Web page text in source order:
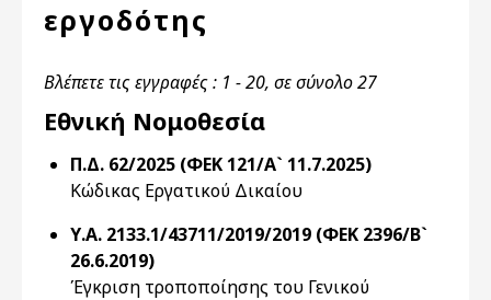
εργοδότης
Βλέπετε τις εγγραφές : 1 - 20, σε σύνολο 27
Εθνική Νομοθεσία
Π.Δ. 62/2025 (ΦΕΚ 121/Α` 11.7.2025)
Κώδικας Εργατικού Δικαίου
Υ.Α. 2133.1/43711/2019/2019 (ΦΕΚ 2396/Β`
26.6.2019)
Έγκριση τροποποίησης του Γενικού